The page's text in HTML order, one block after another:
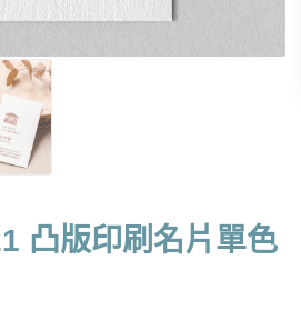
凸版印刷名片單色